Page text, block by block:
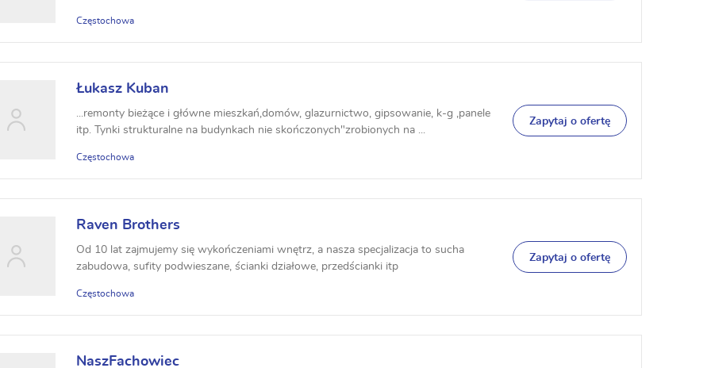
Częstochowa
Łukasz Kuban
...remonty bieżące i główne mieszkań,domów, glazurnictwo, gipsowanie, k-g ,panele
itp. Tynki strukturalne na budynkach nie skończonych"zrobionych na ...
Częstochowa
Zapytaj o ofertę
Raven Brothers
Od 10 lat zajmujemy się wykończeniami wnętrz, a nasza specjalizacja to sucha
zabudowa, sufity podwieszane, ścianki działowe, przedścianki itp
Częstochowa
Zapytaj o ofertę
NaszFachowiec